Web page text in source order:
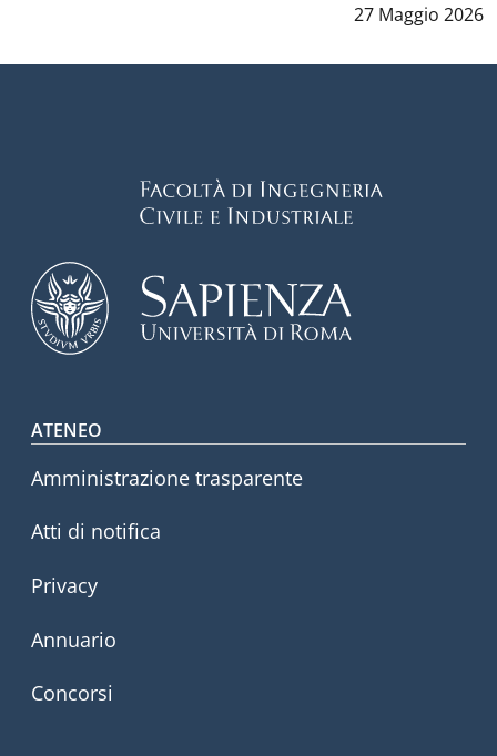
Data notizia:
27 Maggio 2026
Footer menu
ATENEO
Amministrazione trasparente
Atti di notifica
Privacy
Annuario
Concorsi